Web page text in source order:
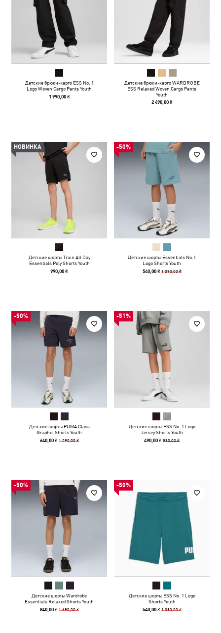
Детские брюки-карго ESS No. 1
Logo Woven Cargo Pants Youth
1 990,00 ₴
Детские брюки-карго WARDROBE
ESS Relaxed Woven Cargo Pants
Youth
2 490,00 ₴
НОВИНКА
Детские шорты Train All Day
Essentials Poly Shorts Youth
990,00 ₴
-50%
Детские шорты Essentials No.1
Logo Shorts Youth
540,00 ₴ 1 090,00 ₴
-50%
Детские шорты PUMA Class
Graphic Shorts Youth
640,00 ₴ 1 290,00 ₴
-51%
Детские шорты ESS No. 1 Logo
Jersey Shorts Youth
490,00 ₴990,00 ₴
-50%
Детские шорты Wardrobe
Essentials Relaxed Shorts Youth
840,00 ₴ 1 690,00 ₴
-50%
Детские шорты ESS No. 1 Logo
Shorts Youth
540,00 ₴ 1 090,00 ₴